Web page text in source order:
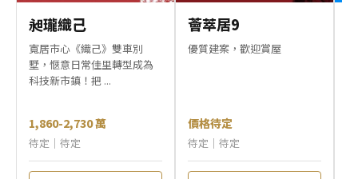
昶瓏織己
寬居市心《織己》雙車別
墅，愜意日常佳里轉型成為
科技新市鎮！把 ...
1,860-2,730 萬
待定｜待定
薈萃居9
優質建案，歡迎賞屋
價格待定
待定｜待定